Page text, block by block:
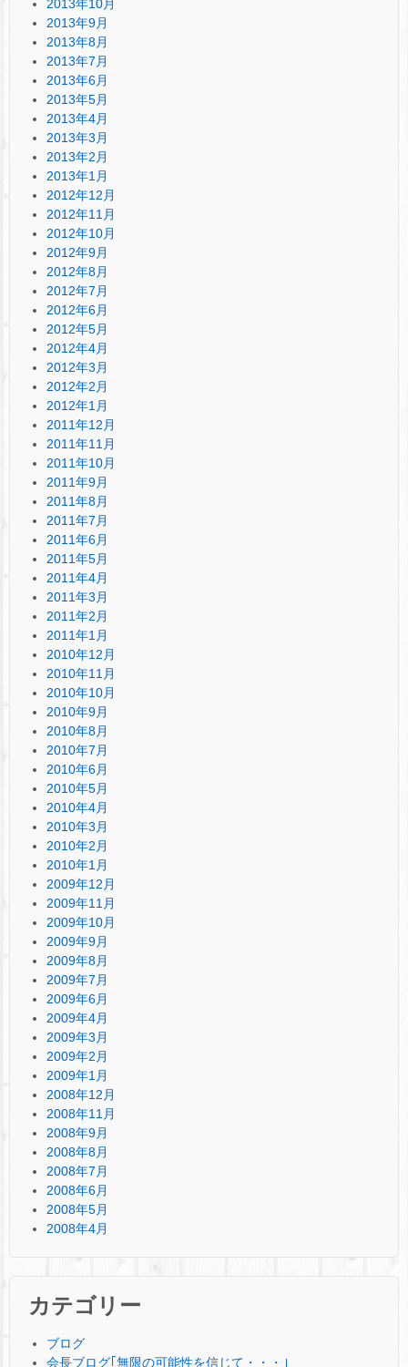
2013年10月
2013年9月
2013年8月
2013年7月
2013年6月
2013年5月
2013年4月
2013年3月
2013年2月
2013年1月
2012年12月
2012年11月
2012年10月
2012年9月
2012年8月
2012年7月
2012年6月
2012年5月
2012年4月
2012年3月
2012年2月
2012年1月
2011年12月
2011年11月
2011年10月
2011年9月
2011年8月
2011年7月
2011年6月
2011年5月
2011年4月
2011年3月
2011年2月
2011年1月
2010年12月
2010年11月
2010年10月
2010年9月
2010年8月
2010年7月
2010年6月
2010年5月
2010年4月
2010年3月
2010年2月
2010年1月
2009年12月
2009年11月
2009年10月
2009年9月
2009年8月
2009年7月
2009年6月
2009年4月
2009年3月
2009年2月
2009年1月
2008年12月
2008年11月
2008年9月
2008年8月
2008年7月
2008年6月
2008年5月
2008年4月
カテゴリー
ブログ
会長ブログ｢無限の可能性を信じて・・・｣